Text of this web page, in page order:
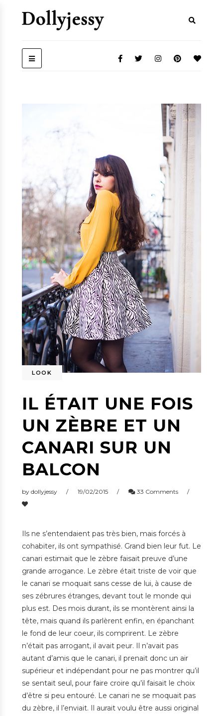
LOOK
IL ÉTAIT UNE FOIS
UN ZÈBRE ET UN
CANARI SUR UN
BALCON
by dollyjessy 19/02/2015 33 Comments
Ils ne s’entendaient pas très bien, mais forcés à
cohabiter, ils ont sympathisé. Grand bien leur fut. Le
canari estimait que le zèbre faisait preuve d’une
grande arrogance. Le zèbre était triste de voir que
le canari se moquait sans cesse de lui, à cause de
ses zébrures étranges, devant tout le monde qui
plus est. Des mois durant, ils se montèrent ainsi la
tête, mais quand ils parlèrent enfin, en épanchant
le fond de leur coeur, ils comprirent. Le zèbre
n’était pas arrogant, il avait peur. Il n’avait pas
autant d’amis que le canari, il prenait donc un air
supérieur et indépendant pour ne pas montrer qu’il
se sentait seul, pour faire croire qu’il faisait le choix
d’être si peu entouré. Le canari ne se moquait pas
du zèbre, il l’enviait. Il aurait voulu être aussi original